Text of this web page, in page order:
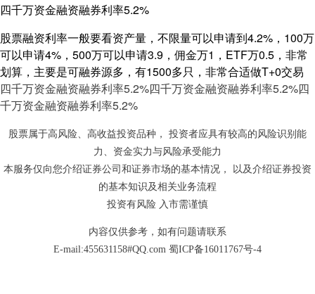
四千万资金融资融券利率5.2%
股票融资利率一般要看资产量，不限量可以申请到4.2%，100万
可以申请4%，500万可以申请3.9，佣金万1，ETF万0.5，非常
划算，主要是可融券源多，有1500多只，非常合适做T+0交易
四千万资金融资融券利率5.2%四千万资金融资融券利率5.2%四
千万资金融资融券利率5.2%
股票属于高风险、高收益投资品种， 投资者应具有较高的风险识别能
力、资金实力与风险承受能力
本服务仅向您介绍证券公司和证券市场的基本情况， 以及介绍证券投资
的基本知识及相关业务流程
投资有风险 入市需谨慎
内容仅供参考，如有问题请联系
E-mail:455631158#QQ.com 蜀ICP备16011767号-4